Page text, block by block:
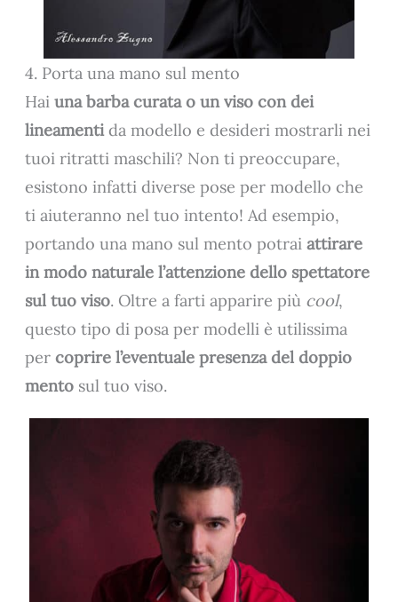
4. Porta una mano sul mento
Haiuna barba curata o un viso con dei
lineamenti da modello e desideri mostrarli nei
tuoi ritratti maschili? Non ti preoccupare,
esistono infatti diverse pose per modello che
ti aiuteranno nel tuo intento! Ad esempio,
portando una mano sul mento potraiattirare
in modo naturale l’attenzione dello spettatore
sul tuo viso. Oltre a farti apparire più cool,
questo tipo di posa per modelli è utilissima
percoprire l’eventuale presenza del doppio
mento sul tuo viso.